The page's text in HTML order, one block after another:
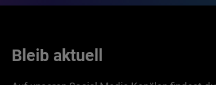
Bleib aktuell